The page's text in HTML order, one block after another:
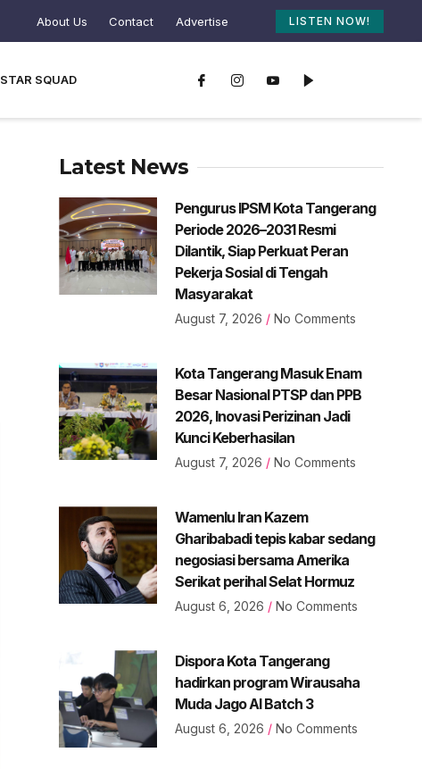
About Us Contact Advertise LISTEN NOW!
STAR SQUAD
Latest News
Pengurus IPSM Kota Tangerang
Periode 2026–2031 Resmi
Dilantik, Siap Perkuat Peran
Pekerja Sosial di Tengah
Masyarakat
August 7, 2026 No Comments
Kota Tangerang Masuk Enam
Besar Nasional PTSP dan PPB
2026, Inovasi Perizinan Jadi
Kunci Keberhasilan
August 7, 2026 No Comments
Wamenlu Iran Kazem
Gharibabadi tepis kabar sedang
negosiasi bersama Amerika
Serikat perihal Selat Hormuz
August 6, 2026 No Comments
Dispora Kota Tangerang
hadirkan program Wirausaha
Muda Jago AI Batch 3
August 6, 2026 No Comments